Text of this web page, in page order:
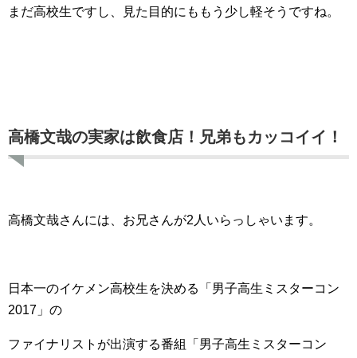
まだ高校生ですし、見た目的にももう少し軽そうですね。
高橋文哉の実家は飲食店！兄弟もカッコイイ！
高橋文哉さんには、お兄さんが2人いらっしゃいます。
日本一のイケメン高校生を決める「男子高生ミスターコン
2017」の
ファイナリストが出演する番組「男子高生ミスターコン